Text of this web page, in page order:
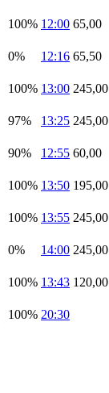
100% 12:00 65,00
0% 12:16 65,50
100% 13:00 245,00
97% 13:25 245,00
90% 12:55 60,00
100% 13:50 195,00
100% 13:55 245,00
0% 14:00 245,00
100% 13:43 120,00
100% 20:30